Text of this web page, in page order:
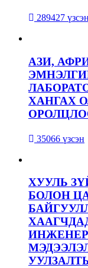
289427 үзсэн
АЗИ,
ХАНГАХ
35066 үзсэн
ХУУЛЬ
БОЛОН